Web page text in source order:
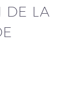
DE LA